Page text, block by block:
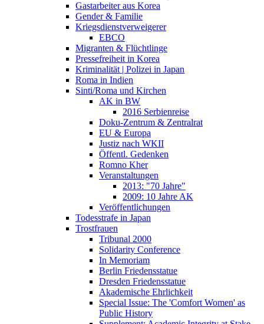
Gastarbeiter aus Korea
Gender & Familie
Kriegsdienstverweigerer
EBCO
Migranten & Flüchtlinge
Pressefreiheit in Korea
Kriminalität | Polizei in Japan
Roma in Indien
Sinti/Roma und Kirchen
AK in BW
2016 Serbienreise
Doku-Zentrum & Zentralrat
EU & Europa
Justiz nach WKII
Öffentl. Gedenken
Romno Kher
Veranstaltungen
2013: "70 Jahre"
2009: 10 Jahre AK
Veröffentlichungen
Todesstrafe in Japan
Trostfrauen
Tribunal 2000
Solidarity Conference
In Memoriam
Berlin Friedensstatue
Dresden Friedensstatue
Akademische Ehrlichkeit
Special Issue: The 'Comfort Women' as
Public History